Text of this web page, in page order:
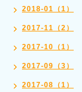
2018-01（1）
2017-11（2）
2017-10（1）
2017-09（3）
2017-08（1）